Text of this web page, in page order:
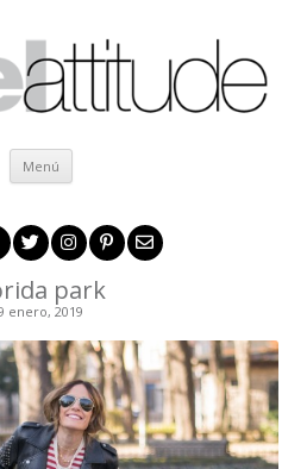
Menú Ir al contenido
park
enero, 2019